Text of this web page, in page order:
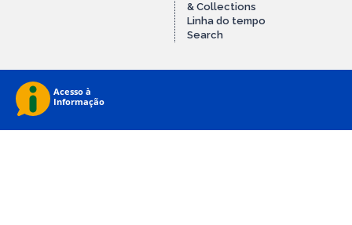
& Collections
Linha do tempo
Search